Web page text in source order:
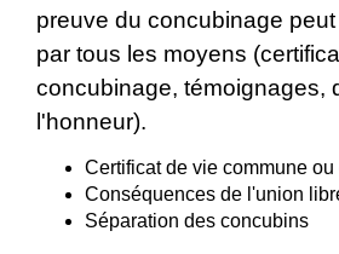
preuve du concubinage
par tous les moyens
concubinage, témoignages,
l'honneur).
Certificat de vie commune
Conséquences de l'union
Séparation des concubins